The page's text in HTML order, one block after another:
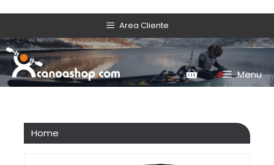
Area Cliente
Menu
Home